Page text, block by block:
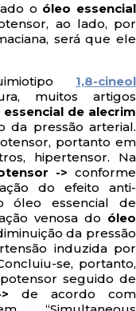
o óleo essencial
ao lado, por
será que ele
1,8-cineol
muitos artigos
essencial de alecrim
da pressão arterial.
portanto em
hipertensor. Na
-> conforme
do efeito anti-
óleo essencial de
venosa do óleo
da pressão
induzida por
se, portanto,
seguido de
de acordo com